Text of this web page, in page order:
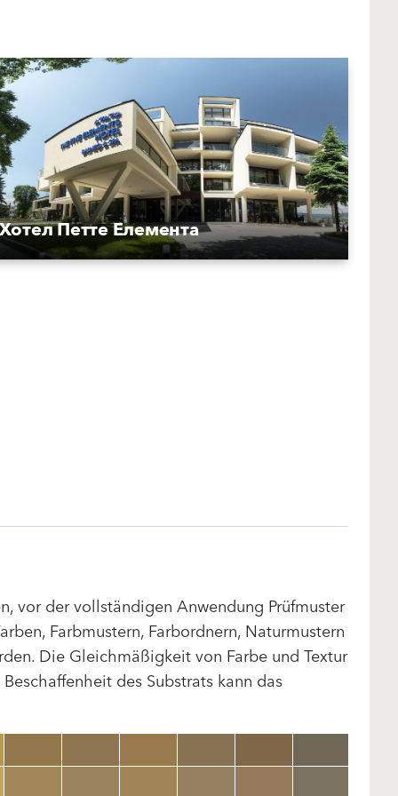
Петте Елемента
vor der vollständigen Anwendung Prüfmuster
Farbmustern, Farbordnern, Naturmustern
Die Gleichmäßigkeit von Farbe und Textur
des Substrats kann das